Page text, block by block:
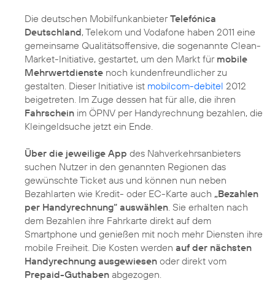
Die deutschen MobilfunkanbieterTelefónica
Deutschland, Telekom und Vodafone haben 2011 eine
gemeinsame Qualitätsoffensive, die sogenannte Clean-
Market-Initiative, gestartet, um den Markt für mobile
Mehrwertdienste noch kundenfreundlicher zu
gestalten. Dieser Initiative ist mobilcom-debitel 2012
beigetreten. Im Zuge dessen hat für alle, die ihren
Fahrschein im ÖPNV per Handyrechnung bezahlen, die
Kleingeldsuche jetzt ein Ende.
Über die jeweilige App des Nahverkehrsanbieters
suchen Nutzer in den genannten Regionen das
gewünschte Ticket aus und können nun neben
Bezahlarten wie Kredit- oder EC-Karte auch „Bezahlen
per Handyrechnung“ auswählen . Sie erhalten nach
dem Bezahlen ihre Fahrkarte direkt auf dem
Smartphone und genießen mit noch mehr Diensten ihre
mobile Freiheit. Die Kosten werden auf der nächsten
Handyrechnung ausgewiesen oder direkt vom
Prepaid-Guthaben abgezogen.